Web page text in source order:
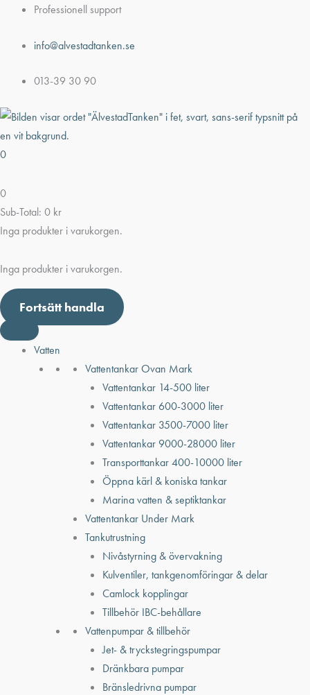
Hoppa
innehåll
Professionell support
info@alvestadtanken.se
013-39 30 90
0
0
Sub-Total: 0 kr
Inga produkter i varukorgen.
Inga produkter i varukorgen.
Fortsätt handla
Vatten
Vattentankar Ovan Mark
Vattentankar 14-500 liter
Vattentankar 600-3000 liter
Vattentankar 3500-7000 liter
Vattentankar 9000-28000 liter
Transporttankar 400-10000 liter
Öppna kärl & koniska tankar
Marina vatten & septiktankar
Vattentankar Under Mark
Tankutrustning
Nivåstyrning & övervakning
Kulventiler, tankgenomföringar & delar
Camlock kopplingar
Tillbehör IBC-behållare
Vattenpumpar & tillbehör
Jet- & tryckstegringspumpar
Dränkbara pumpar
Bränsledrivna pumpar